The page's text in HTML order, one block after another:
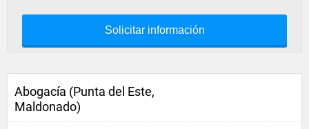
Solicitar información
Abogacía (Punta del Este,
Maldonado)